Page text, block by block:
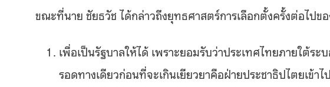
ขณะที่นาย ชัยธวัช ได้กล่าวถึงยุทธศาสตร์การเลือกตั้งครั้งต่อไปข
เพื่อเป็นรัฐบาลให้ได้ เพราะยอมรับว่าประเทศไทยภายใต้
รอดทางเดียวก่อนที่จะเกินเยียวยาคือฝ่ายประชาธิปไตยเข้